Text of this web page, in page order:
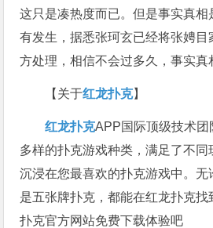
这只是凑热度而已。但是事实真相
有发生，据悉张珂玄已经将张娉目
方处理，相信不会过多久，事实真
【关于红龙扑克】
红龙扑克APP国际顶级技术团
多样的扑克游戏种类，满足了不同
沉浸在您最喜欢的扑克游戏中。
是五张牌扑克，都能在红龙扑克找
扑克官方网站免费下载体验吧